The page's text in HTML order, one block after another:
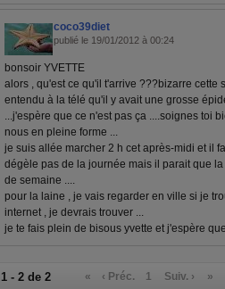
coco39diet
publié le 19/01/2012 à 00:24
bonsoir YVETTE
alors , qu'est ce qu'il t'arrive ???bizarre cette
entendu à la télé qu'il y avait une grosse
...j'espère que ce n'est pas ça ....soignes toi
nous en pleine forme ...
je suis allée marcher 2 h cet après-midi et il
dégèle pas de la journée mais il parait que
de semaine ....
pour la laine , je vais regarder en ville si je
internet , je devrais trouver ...
je te fais plein de bisous yvette et j'espère
1 - 2 de 2 « ‹ Préc. 1 Suiv. › »